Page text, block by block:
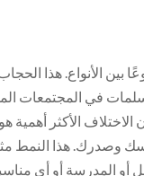
بين الأنواع. هذا
في المجتمعات
الأكثر أهمية
وصدرك. هذا النمط
أو المدرسة أو أي